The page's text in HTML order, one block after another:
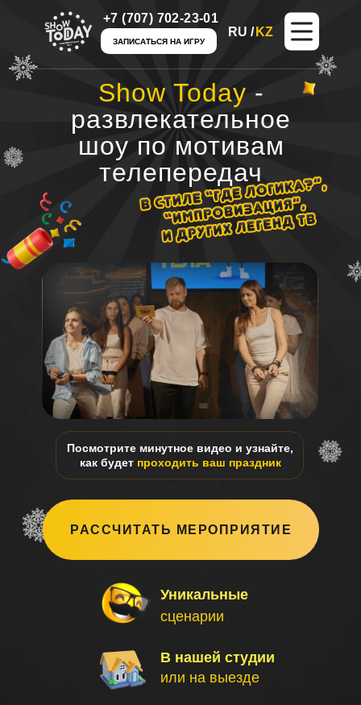
+7 (707) 702-23-01
ЗАПИСАТЬСЯ НА ИГРУ
KZ
RU /
Уникальные
сценарии
РАССЧИТАТЬ МЕРОПРИЯТИЕ
В нашей студии
или на выезде
Посмотрите минутное видео и узнайте,
как будет проходить ваш праздник
+7 (707) 702-23-01
ЗАПИСАТЬСЯ НА ИГРУ
Show Today -
развлекательное
шоу по мотивам
телепередач
KZ
RU /